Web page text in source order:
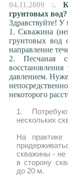
04.11.2009 :.
грунтовых вод?
Здравствуйте! У
1. Скважина
грунтовых вод
направление
2. Песчаная
давлением.
некоторого
1.
нескольких
На практике
скважины - не
в сторону
до 20 м.